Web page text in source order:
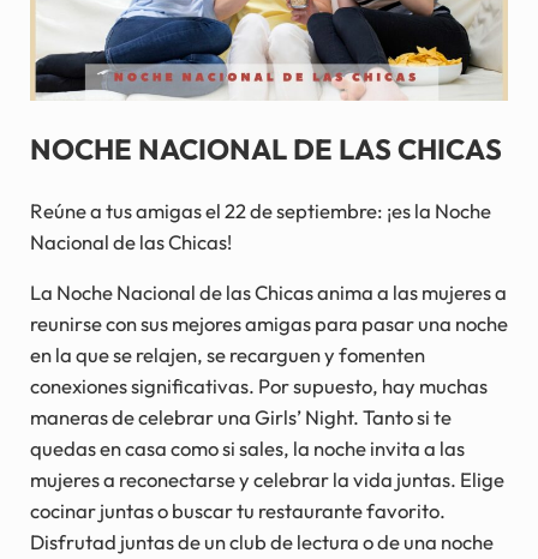
NOCHE NACIONAL DE LAS CHICAS
Reúne a tus amigas el 22 de septiembre: ¡es la Noche
Nacional de las Chicas!
La Noche Nacional de las Chicas anima a las mujeres a
reunirse con sus mejores amigas para pasar una noche
en la que se relajen, se recarguen y fomenten
conexiones significativas. Por supuesto, hay muchas
maneras de celebrar una Girls’ Night. Tanto si te
quedas en casa como si sales, la noche invita a las
mujeres a reconectarse y celebrar la vida juntas. Elige
cocinar juntas o buscar tu restaurante favorito.
Disfrutad juntas de un club de lectura o de una noche